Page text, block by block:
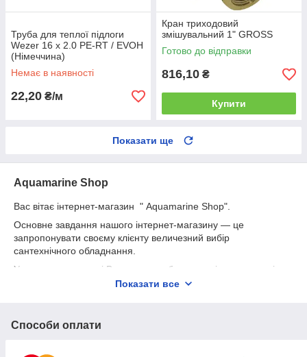
Труба для теплої підлоги
Wezer 16 х 2.0 PE-RT / EVOH
(Німеччина)
Немає в наявності
22,20 ₴/м
Кран триходовий
змішувальний 1" GROSS
Готово до відправки
816,10 ₴
Купити
Показати ще
Aquamarine Shop
Вас вітає інтернет-магазин " Aquamarine Shop".
Основне завдання нашого інтернет-магазину — це
запропонувати своєму клієнту величезний вибір
сантехнічного обладнання.
У нас в асортименті Ви можете побачити такі групи товарів,
- шланги для води й газу
Показати все
Способи оплати